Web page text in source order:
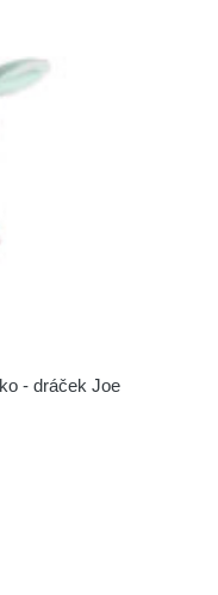
- dráček Joe